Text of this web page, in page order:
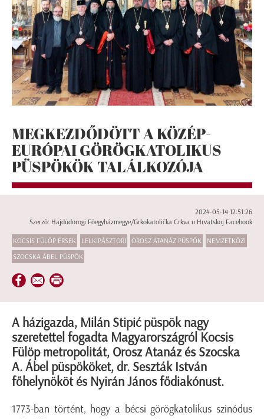
MEGKEZDŐDÖTT A KÖZÉP-
EURÓPAI GÖRÖGKATOLIKUS
PÜSPÖKÖK TALÁLKOZÓJA
2024-05-14 12:51:26
Szerző: Hajdúdorogi Főegyházmegye/Grkokatolička Crkva u Hrvatskoj Facebook
KOCSIS FÜLÖP ÉRSEK LELKIPÁSZTORI OROSZ ATANÁZ PÜSPÖK
NEMZETKÖZI
SZOCSKA ÁBEL PÜSPÖK
A házigazda, Milán Stipić püspök nagy
szeretettel fogadta Magyarországról Kocsis
Fülöp metropolitát, Orosz Atanáz és Szocska
A. Ábel püspököket, dr. Seszták István
főhelynököt és Nyirán János fődiakónust.
1773-ban történt, hogy a bécsi görögkatolikus szinódus